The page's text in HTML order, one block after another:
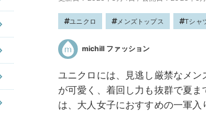
ユニクロ メンズトップス Tシャ
michill ファッション
ユニクロには、見逃し厳禁なメ
が可愛く、着回し力も抜群で夏
は、大人女子におすすめの一軍